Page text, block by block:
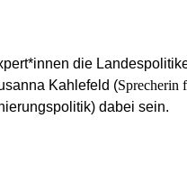
die
Kahlefeld (Sprecherin
dabei sein.